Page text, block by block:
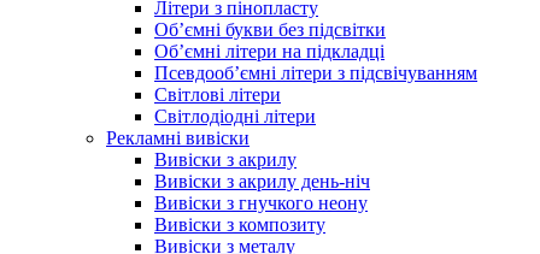
Літери з пінопласту
Об’ємні букви без підсвітки
Об’ємні літери на підкладці
Псевдооб’ємні літери з підсвічуванням
Світлові літери
Світлодіодні літери
Рекламні вивіски
Вивіски з акрилу
Вивіски з акрилу день-ніч
Вивіски з гнучкого неону
Вивіски з композиту
Вивіски з металу